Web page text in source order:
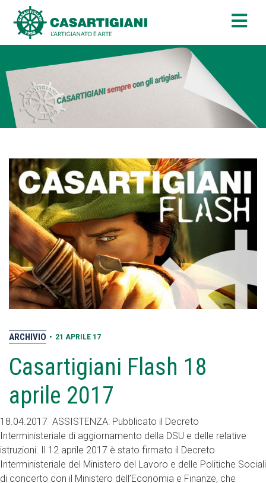
ARCHIVIO • 21 APRILE 17
Casartigiani Flash 18
aprile 2017
18.04.2017 ASSISTENZA: Pubblicato il Decreto
Interministeriale di aggiornamento della DSU e delle relative
istruzioni. Il 12 aprile 2017 è stato firmato il Decreto
Interministeriale del Ministero del Lavoro e delle Politiche Sociali
di concerto con il Ministero dell’Economia e Finanze, che